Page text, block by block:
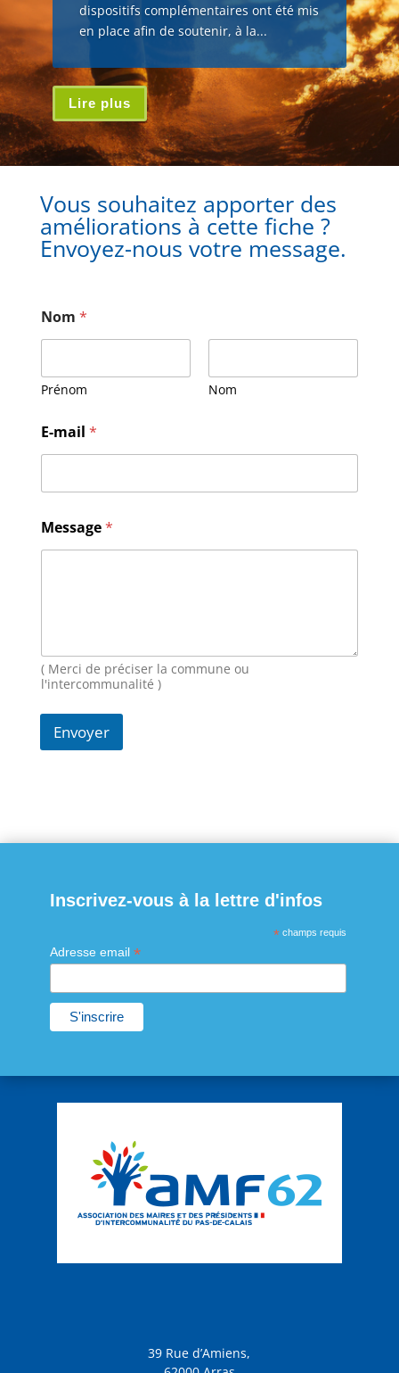
dispositifs complémentaires ont été mis
en place afin de soutenir, à la...
Lire plus
Vous souhaitez apporter des
améliorations à cette fiche ?
Envoyez-nous votre message.
Nom *
Prénom Nom
o
m
-
a
i
l
g
e
E-mail *
Message*
( Merci de préciser la commune ou
l'intercommunalité )
Envoyer
Inscrivez-vous à la lettre d'infos
* champs requis
Adresse email *
39 Rue d’Amiens,